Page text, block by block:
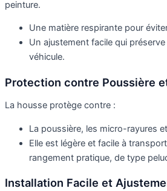
peinture.
Une matière respirante pour
Un ajustement facile qui
véhicule.
Protection contre Poussière
La housse protège contre :
La poussière, les micro-rayures
Elle est légère et facile à
rangement pratique, de type
Installation Facile et